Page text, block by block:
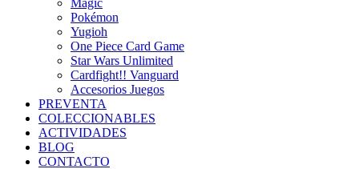
Pokémon
Yugioh
One Piece Card Game
Star Wars Unlimited
Cardfight!! Vanguard
Accesorios Juegos
PREVENTA
COLECCIONABLES
ACTIVIDADES
BLOG
CONTACTO